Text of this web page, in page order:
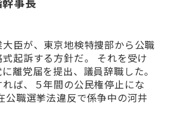
臣が、東京地検特捜部から公職
起訴する方針だ。 それを受け
離党届を提出、議員辞職した。
ば、５年間の公民権停止にな
公職選挙法違反で係争中の河井